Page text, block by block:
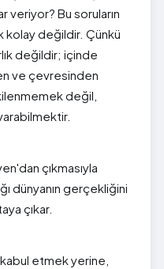
veriyor? Bu soruların
kolay değildir. Çünkü
değildir; içinde
ve çevresinden
değil,
çıkmasıyla
dünyanın gerçekliğini
çıkar.
etmek yerine,